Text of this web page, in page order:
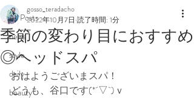
All Posts
news
style
daily
beauty
季節の変わり目におすすめ
◎ヘッドスパ
gosso_teradacho
2022年10月7日 読了時間: 1分
おはようございまスパ！
どうも、谷口です(*´▽`)ｖ